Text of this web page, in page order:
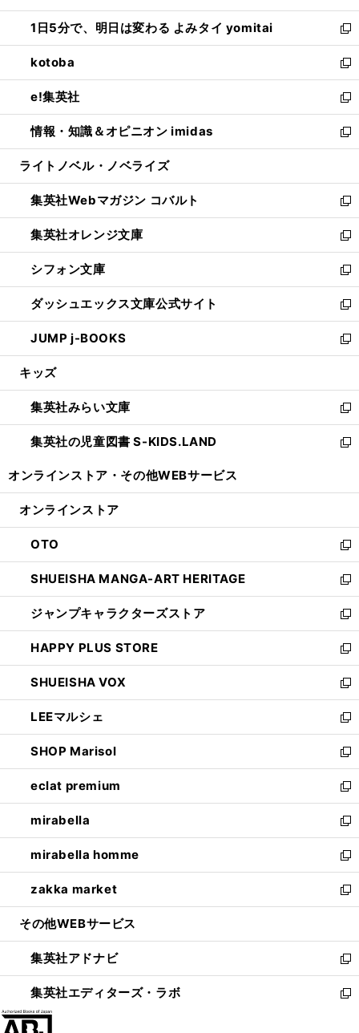
ウ
で
開
く
ン
ド
ウ
で
開
く
ウ
ィ
ン
ド
ウ
で
開
く
し
い
ウ
ィ
ン
ド
ウ
で
開
1日5分で、明日は変わる よみタイ yomitai
新
し
い
ウ
ィ
ン
ド
ウ
開
く
kotoba
新
し
い
ウ
ィ
ン
ウ
で
開
く
e!集英社
新
し
い
ウ
ン
ド
ウ
で
開
く
情報・知識＆オピニオン imidas
新
し
ウ
ィ
ン
ド
ウ
で
開
く
ライトノベル・ノベライズ
集英社Webマガジン コバルト
新
し
い
ウ
ィ
ン
ド
ウ
で
開
集英社オレンジ文庫
新
し
い
ウ
ィ
ン
ド
ウ
開
く
シフォン文庫
新
し
い
ウ
ィ
ン
ウ
で
開
く
ダッシュエックス文庫公式サイト
新
し
い
ウ
ン
ド
ウ
で
JUMP j-BOOKS
新
し
ウ
ィ
ン
ド
開
キッズ
集英社みらい文庫
新
し
い
ン
ウ
で
開
く
集英社の児童図書 S-KIDS.LAND
新
ウ
ン
ド
ウ
で
開
く
オンラインストア・ その他WEBサービス
オンラインストア
OTO
新
し
い
ウ
ィ
ン
ド
ウ
で
開
く
SHUEISHA MANGA-ART HERITAGE
新
し
い
ウ
ィ
ン
ド
ウ
で
開
く
ジャンプキャラクターズストア
新
し
い
ウ
ィ
ン
ド
ウ
で
開
く
HAPPY PLUS STORE
新
し
い
ウ
ィ
ン
ド
ウ
で
開
く
SHUEISHA VOX
新
し
い
ウ
ィ
ン
ド
ウ
で
開
く
LEEマルシェ
新
し
い
ウ
ィ
ン
ド
ウ
で
開
く
SHOP Marisol
新
し
い
ウ
ィ
ン
ド
ウ
で
開
eclat premium
新
し
い
ウ
ィ
ン
ド
ウ
開
く
mirabella
新
し
い
ウ
ィ
ン
ウ
で
開
く
mirabella homme
新
し
い
ウ
ン
ド
ウ
で
zakka market
新
し
ウ
ィ
ン
ド
その他WEBサービス
集英社アドナビ
新
し
い
集英社エディターズ・ラボ
新